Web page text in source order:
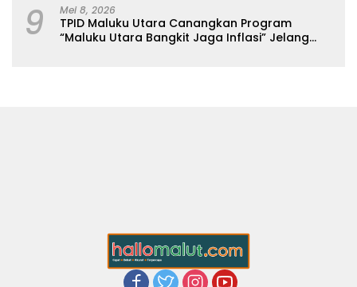
9 Mei 8, 2026
TPID Maluku Utara Canangkan Program
“Maluku Utara Bangkit Jaga Inflasi” Jelang